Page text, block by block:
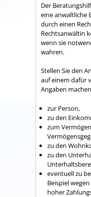
Der
eine anwaltliche
durch einen
Rechtsanwältin
wenn sie
wahren.
Stellen Sie den
auf einem dafür
Angaben machen
zur Person,
zu den
zum
zu den
zu den
eventuell zu
Beispiel
hoher